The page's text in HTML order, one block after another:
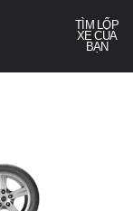
TÌM LỐP
XE CỦA
BẠN